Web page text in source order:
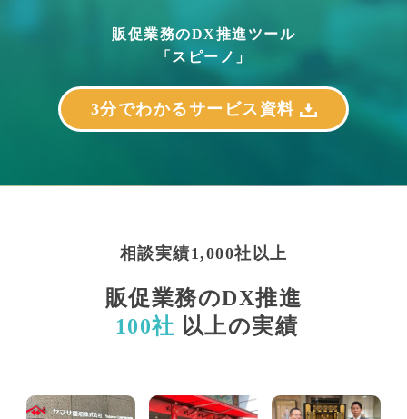
販促業務のDX推進ツール
「スピーノ」
3分でわかるサービス資料
相談実績1,000社以上
販促業務のDX推進
100社 以上の実績